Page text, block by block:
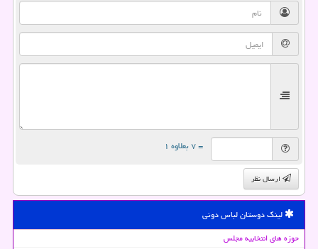
= ۷ بعلاوه ۱
ارسال نظر
لینک دوستان لباس دونی
حوزه های انتخابیه مجلس